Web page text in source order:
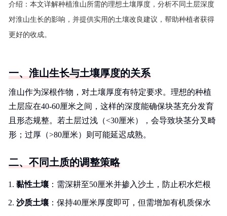
介绍： 本文详解种植淮山所需的理想土壤厚度，分析不同土层深度
对淮山生长的影响，并提供实用的土壤改良建议，帮助种植者获得
更好的收成。
一、淮山生长与土壤厚度的关系
淮山作为深根作物，对土壤厚度有特定要求。理想的种植
土层应在40-60厘米之间，这样的深度能确保块茎充分发育
且形态规整。若土层过浅（<30厘米），会导致块茎分叉畸
形；过厚（>80厘米）则可能延迟成熟。
二、不同土质的调整策略
黏性土壤 ：需深耕至50厘米并掺入沙土，防止积水烂根
沙质土壤 ：保持40厘米厚度即可，但需增加有机质保水